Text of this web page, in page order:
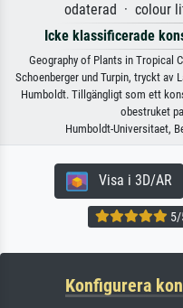
odaterad · colour
Icke klassificerade
Geography of Plants in Tropical
Schoenberger und Turpin, tryckt av
Humboldt. Tillgängligt som ett
obestruket
Humboldt-Universitaet,
Visa i 3D/AR
5/
Konfigurera